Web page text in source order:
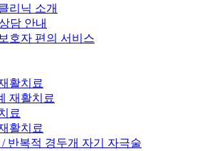
리닉 소개
담 안내
호자 편의 서비스
활치료
재활치료
료
활치료
/ 반복적 경두개 자기 자극술